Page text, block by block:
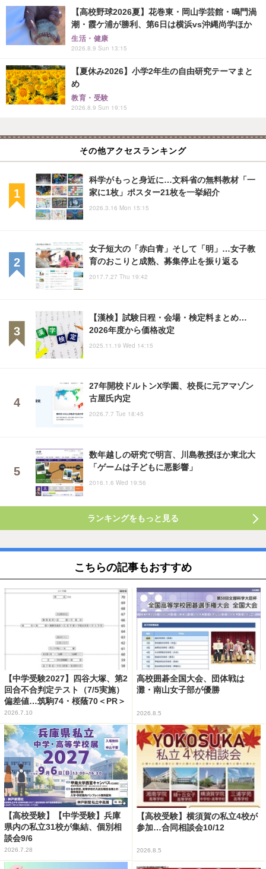
【高校野球2026夏】花巻東・岡山学芸館・鳴門渦
潮・霞ケ浦が勝利、第6日は横浜vs沖縄尚学ほか
生活・健康
2026.8.9 Sun 13:15
【夏休み2026】小学2年生の自由研究テーマまと
め
教育・受験
2026.8.9 Sun 19:15
その他アクセスランキング
科学がもっと身近に…文科省の無料教材「一
家に1枚」ポスター21枚を一挙紹介
2026.3.16 Mon 15:15
女子短大の「赤白青」そして「明」…女子教
育のおこりと成熟、募集停止を振り返る
2017.7.27 Thu 19:42
【漢検】試験日程・会場・検定料まとめ…
2026年度から価格改定
2025.11.19 Wed 14:15
27年開校ドルトンX学園、校長に元アマゾン
古屋氏内定
2026.7.7 Tue 18:45
数年越しの研究で明言、川島教授ほか東北大
「ゲームは子どもに悪影響」
2016.1.6 Wed 19:56
ランキングをもっと見る
こちらの記事もおすすめ
【中学受験2027】四谷大塚、第2
回合不合判定テスト（7/5実施）
偏差値…筑駒74・桜蔭70＜PR＞
2026.7.10
高校囲碁全国大会、団体戦は
灘・南山女子部が優勝
2026.8.5
【高校受験】【中学受験】兵庫
県内の私立31校が集結、個別相
談会9/6
2026.7.28
【高校受験】横須賀の私立4校が
参加…合同相談会10/12
2026.8.5